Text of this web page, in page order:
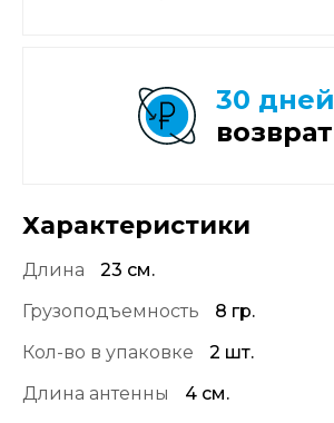
Характеристики
Длина
23 см.
Грузоподъемность
8 гр.
Кол-во в упаковке
2 шт.
Длина антенны
4 см.
30 дней
возврат